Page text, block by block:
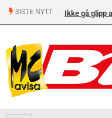
SISTE NYTT Ikke gå glipp